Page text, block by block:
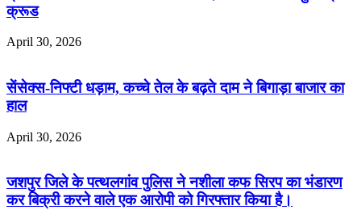
क्रूड
April 30, 2026
सेंसेक्स-निफ्टी धड़ाम, कच्चे तेल के बढ़ते दाम ने बिगाड़ा बाजार का
हाल
April 30, 2026
जशपुर जिले के पत्थलगांव पुलिस ने नशीला कफ सिरप का भंडारण
कर बिक्री करने वाले एक आरोपी को गिरफ्तार किया है।